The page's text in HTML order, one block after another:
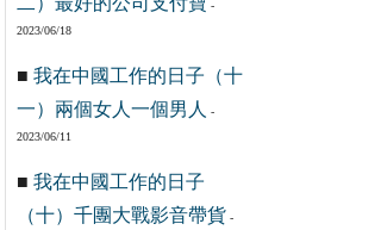
-
2023/06/18
■ 我在中國工作的日子（十
一）兩個女人一個男人
-
2023/06/11
■ 我在中國工作的日子
（十）千團大戰影音帶貨 -